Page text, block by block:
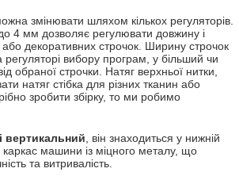
змінювати шляхом кількох регуляторів.
4 мм дозволяє регулювати довжину і
або декоративних строчок. Ширину строчок
вибору програм, у більший чи
обраної строчки. Натяг верхньої нитки,
натяг стібка для різних тканин або
зробити збірку, то ми робимо
вертикальний , він знаходиться у нижній
машини із міцного металу, що
та витривалість.